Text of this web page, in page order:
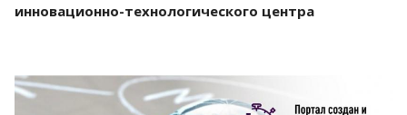
инновационно-технологического центра